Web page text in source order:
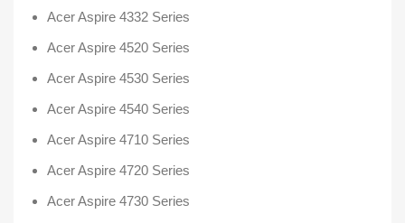
Acer Aspire 4332 Series
Acer Aspire 4520 Series
Acer Aspire 4530 Series
Acer Aspire 4540 Series
Acer Aspire 4710 Series
Acer Aspire 4720 Series
Acer Aspire 4730 Series